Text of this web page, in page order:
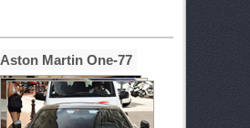
Aston Martin One-77